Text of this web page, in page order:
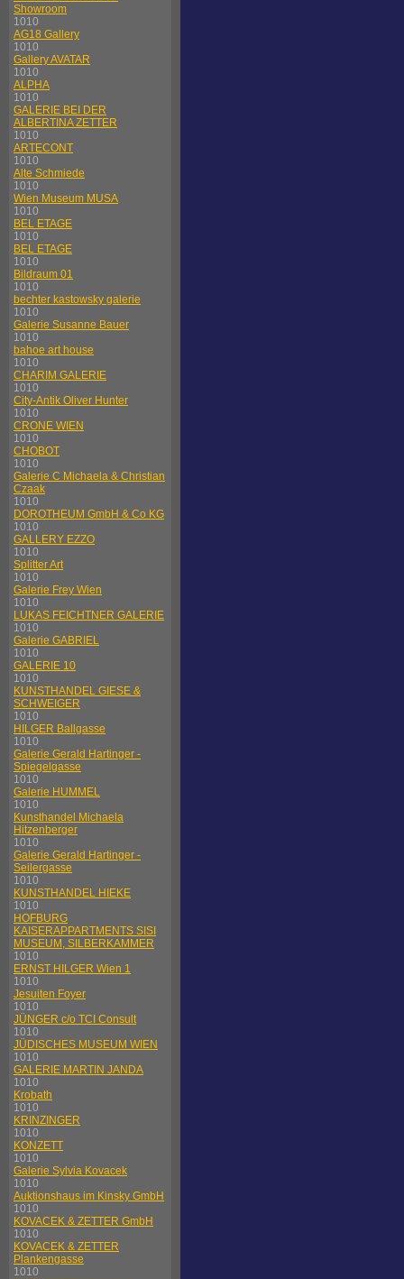
Showroom
1010
AG18 Gallery
1010
Gallery AVATAR
1010
ALPHA
1010
GALERIE BEI DER
ALBERTINA ZETTER
1010
ARTECONT
1010
Alte Schmiede
1010
Wien Museum MUSA
1010
BEL ETAGE
1010
BEL ETAGE
1010
Bildraum 01
1010
bechter kastowsky galerie
1010
Galerie Susanne Bauer
1010
bahoe art house
1010
CHARIM GALERIE
1010
City-Antik Oliver Hunter
1010
CRONE WIEN
1010
CHOBOT
1010
Galerie C Michaela & Christian
Czaak
1010
DOROTHEUM GmbH & Co KG
1010
GALLERY EZZO
1010
Splitter Art
1010
Galerie Frey Wien
1010
LUKAS FEICHTNER GALERIE
1010
Galerie GABRIEL
1010
GALERIE 10
1010
KUNSTHANDEL GIESE &
SCHWEIGER
1010
HILGER Ballgasse
1010
Galerie Gerald Hartinger -
Spiegelgasse
1010
Galerie HUMMEL
1010
Kunsthandel Michaela
Hitzenberger
1010
Galerie Gerald Hartinger -
Seilergasse
1010
KUNSTHANDEL HIEKE
1010
HOFBURG
KAISERAPPARTMENTS SISI
MUSEUM, SILBERKAMMER
1010
ERNST HILGER Wien 1
1010
Jesuiten Foyer
1010
JÜNGER c/o TCI Consult
1010
JÜDISCHES MUSEUM WIEN
1010
GALERIE MARTIN JANDA
1010
Krobath
1010
KRINZINGER
1010
KONZETT
1010
Galerie Sylvia Kovacek
1010
Auktionshaus im Kinsky GmbH
1010
KOVACEK & ZETTER GmbH
1010
KOVACEK & ZETTER
Plankengasse
1010